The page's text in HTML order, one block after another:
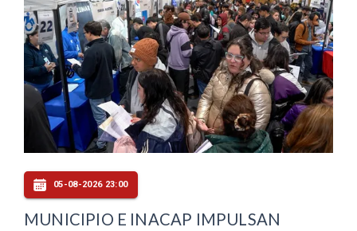
05-08-2026 23:00
MUNICIPIO E INACAP IMPULSAN